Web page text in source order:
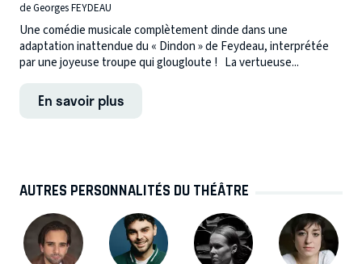
de Georges FEYDEAU
Une comédie musicale complètement dinde dans une
adaptation inattendue du « Dindon » de Feydeau, interprétée
par une joyeuse troupe qui glougloute ! La vertueuse...
En savoir plus
AUTRES PERSONNALITÉS DU THÉÂTRE